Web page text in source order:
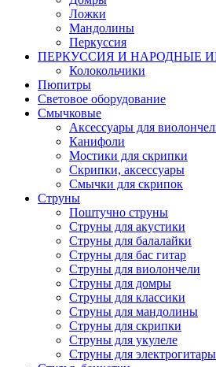
Ложки
Мандолины
Перкуссия
ПЕРКУССИЯ И НАРОДНЫЕ
Колокольчики
Пюпитры
Световое оборудование
Смычковые
Аксессуары для
Канифоли
Мостики для скрипки
Скрипки, аксессуары
Смычки для скрипок
Струны
Поштучно струны
Струны для акустики
Струны для балалайки
Струны для бас гитар
Струны для виолончели
Струны для домры
Струны для классики
Струны для мандолины
Струны для скрипки
Струны для укулеле
Струны для электрогитары